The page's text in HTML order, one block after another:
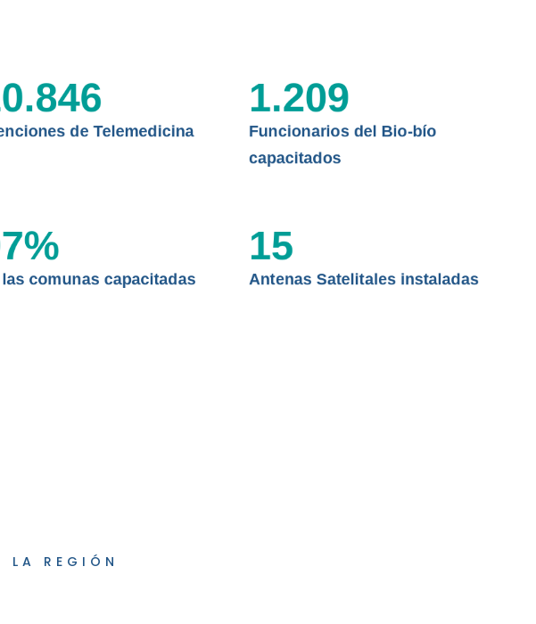
EN
de Telemedicina
Funcionarios del Bio-bío
capacitados
1.209
comunas capacitadas
%
Antenas Satelitales instaladas
15
REGIÓN